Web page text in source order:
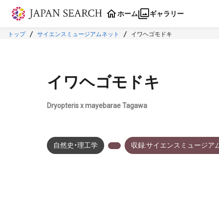
本文に飛ぶ
ホーム ギャラリー
トップ サイエンスミュージアムネット イワヘゴモドキ
イワヘゴモドキ
Dryopteris x mayebarae Tagawa
自然史・理工学 収録:サイエンスミュージア